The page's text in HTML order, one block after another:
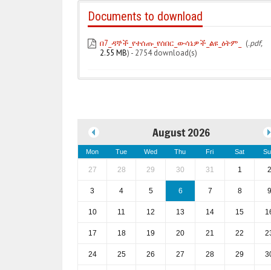
Documents to download
በ7_ዳኞች_የተሰጡ_የሰበር_ውሳኔዎች_ልዩ_ዕትም_ (.pdf,
2.55 MB) - 2754 download(s)
August 2026
Mon Tue Wed Thu Fri Sat
27 28 29 30 31 1 2
3 4 5 6 7 8 9
10 11 12 13 14 15
17 18 19 20 21 22
24 25 26 27 28 29